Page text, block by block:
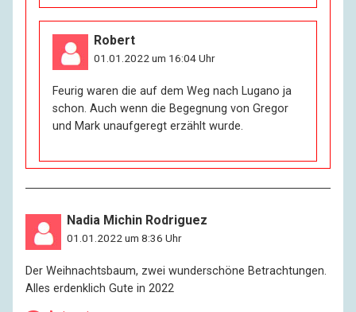
Robert
01.01.2022 um 16:04 Uhr
Feurig waren die auf dem Weg nach Lugano ja
schon. Auch wenn die Begegnung von Gregor
und Mark unaufgeregt erzählt wurde.
Nadia Michin Rodriguez
01.01.2022 um 8:36 Uhr
Der Weihnachtsbaum, zwei wunderschöne Betrachtungen.
Alles erdenklich Gute in 2022